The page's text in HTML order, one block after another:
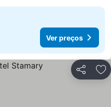
Ver preços
Partilhar